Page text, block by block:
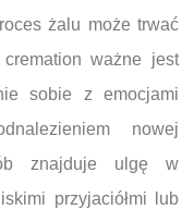
żalu może trwać
ważne jest
sobie z emocjami
nowej
znajduje ulgę w
przyjaciółmi lub